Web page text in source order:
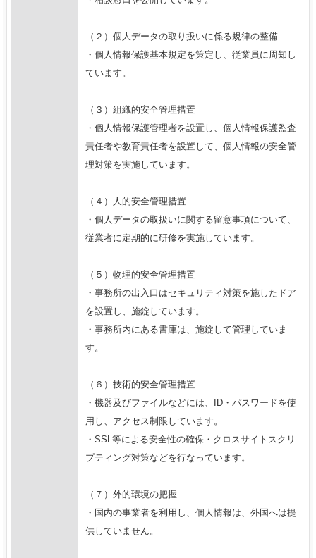
（２）個人データの取り扱いに係る規律の整備
・個人情報保護基本規定を策定し、従業員に周知し
ています。
（３）組織的安全管理措置
・個人情報保護管理者を設置し、個人情報保護監査
責任者や教育責任者を設置して、個人情報の安全管
理対策を実施しています。
（４）人的安全管理措置
・個人データの取扱いに関する留意事項について、
従業者に定期的に研修を実施しています。
（５）物理的安全管理措置
・事務所の出入口はセキュリティ対策を施したドア
を設置し、施錠しています。
・事務所内にある書庫は、施錠して管理していま
す。
（６）技術的安全管理措置
・機器及びファイルなどには、ID・パスワードを使
用し、アクセス制限しています。
・SSL等による安全性の確保・クロスサイトスクリ
プティング対策などを行なっています。
（７）外的環境の把握
・国内の事業者を利用し、個人情報は、外国へは提
供していません。